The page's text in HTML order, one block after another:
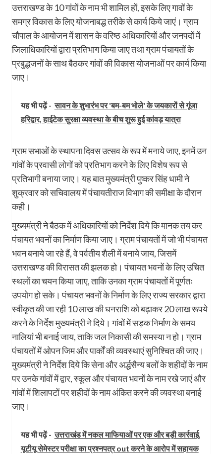
उत्तराखण्ड के 10 गांवों के नाम भी शामिल हों, इसके लिए गावों के
समग्र विकास के लिए योजनाबद्ध तरीके से कार्य किये जाएं। ग्राम
चौपाल के आयोजन में शासन के वरिष्ठ अधिकारियों और जनपदों में
जिलाधिकारियों द्वारा प्रतिभाग किया जाए तथा ग्राम पंचायतों के
प्रबुद्धजनों के साथ बैठकर गांवों की विकास योजनाओं पर कार्य किया
जाए।
यह भी पढ़ें - सावन के शुभारंभ पर 'बम-बम भोले' के जयकारों से गूंजा
हरिद्वार, हाईटेक सुरक्षा व्यवस्था के बीच शुरू हुई कांवड़ यात्रा
ग्राम सभाओं के स्थापना दिवस उत्सव के रूप में मनाये जाए, इनमें उन
गांवों के प्रवासी लोगों को प्रतिभाग करने के लिए विशेष रूप से
प्रतिभागी बनाया जाए। यह बात मुख्यमंत्री पुष्कर सिंह धामी ने
शुक्रवार को सचिवालय में पंचायतीराज विभाग की समीक्षा के दौरान
कही।
मुख्यमंत्री ने बैठक में अधिकारियों को निर्देश दिये कि मानक तय कर
पंचायत भवनों का निर्माण किया जाए। ग्राम पंचायतों में जो भी पंचायत
भवन बनाये जा रहे हैं, वे पर्वतीय शैली में बनाये जाय, जिसमें
उत्तराखण्ड की विरासत की झलक हो। पंचायत भवनों के लिए उचित
स्थलों का चयन किया जाए, ताकि उनका ग्राम पंचायतों में पूर्णतः
उपयोग हो सके। पंचायत भवनों के निर्माण के लिए राज्य सरकार द्वारा
स्वीकृत की जा रही 10 लाख की धनराशि को बढ़ाकर 20 लाख रूपये
करने के निर्देश मुख्यमंत्री ने दिये। गांवों में सड़क निर्माण के समय
नालियां भी बनाई जाय, ताकि जल निकासी की समस्या न हो। ग्राम
पंचायतों में ओपन जिम और पार्कों की व्यवस्थाएं सुनिश्चित की जाए।
मुख्यमंत्री ने निर्देश दिये कि सेना और अर्द्धसैन्य बलों के शहीदों के नाम
पर उनके गांवों में द्वार, स्कूल और पंचायत भवनों के नाम रखे जाएं और
गांवों में शिलापटों पर शहीदों के नाम अंकित करने की व्यवस्था बनाई
जाए।
यह भी पढ़ें - उत्तराखंड में नकल माफियाओं पर एक और बड़ी कार्रवाई,
यूटीयू सेमेस्टर परीक्षा का प्रश्नपत्र out करने के आरोप में सहायक